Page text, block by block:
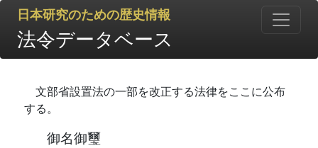
日本研究のための歴史情報
法令データベース
文部省設置法の一部を改正する法律をここに公布
する。
御名御璽